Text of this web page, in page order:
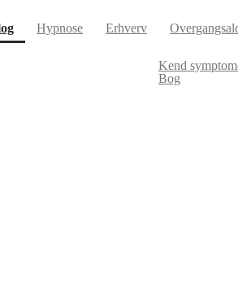
(current)
Hypnose Erhverv
Kend
Bog